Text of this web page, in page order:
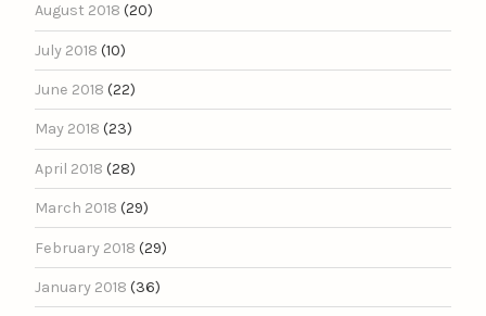
August 2018 (20)
July 2018 (10)
June 2018 (22)
May 2018 (23)
April 2018 (28)
March 2018 (29)
February 2018 (29)
January 2018 (36)